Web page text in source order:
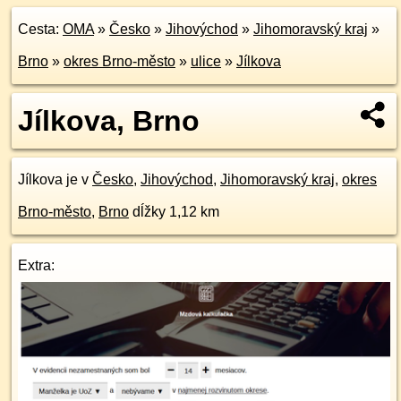
Cesta: OMA» Česko » Jihovýchod » Jihomoravský kraj »
Brno » okres Brno-město » ulice » Jílkova
Jílkova, Brno
Jílkova je v Česko, Jihovýchod, Jihomoravský kraj, okres
Brno-město, Brno dĺžky 1,12 km
Extra: